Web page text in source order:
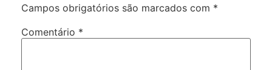
Campos obrigatórios são marcados com *
Comentário *